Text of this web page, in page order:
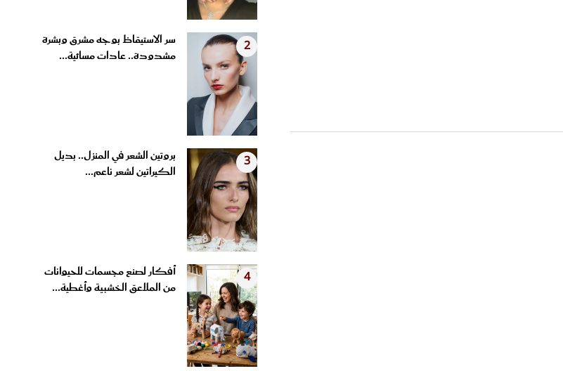
2
سر الاستيقاظ بوجه مشرق وبشرة
مشدودة.. عادات مسائية...
3
بروتين الشعر في المنزل.. بديل
الكيراتين لشعر ناعم...
4
أفكار لصنع مجسمات للحيوانات
من الملاعق الخشبية وأغطية...